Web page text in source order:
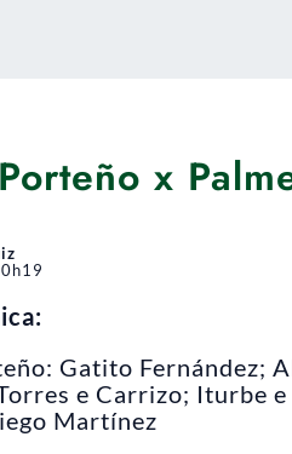
x
Gatito Fernández;
e Carrizo; Iturbe e
Martínez